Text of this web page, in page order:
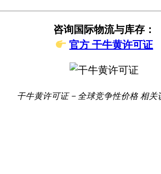
咨询国际物流与库存：
官方 干牛黄许可证
干牛黄许可证 – 全球竞争性价格 相关